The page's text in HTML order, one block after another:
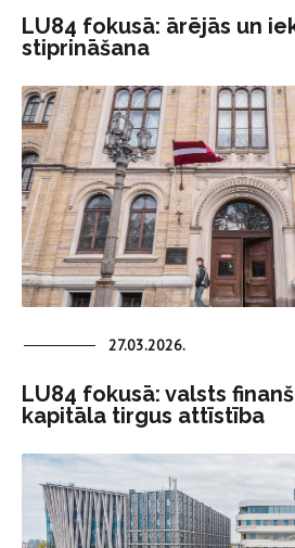
LU84 fokusā: ārējās un
stiprināšana
27.03.2026.
LU84 fokusā: valsts
kapitāla tirgus attīstība